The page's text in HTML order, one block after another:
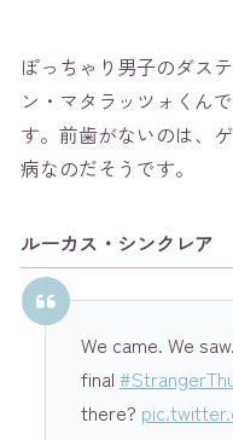
ぽっちゃり男子のダス
ン・マタラッツォくん
す。前歯がないのは、
病なのだそうです。
ルーカス・シンクレア
We came. We
final
there?